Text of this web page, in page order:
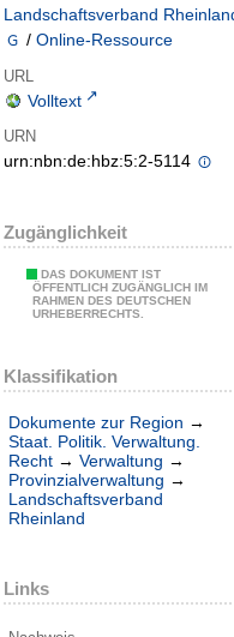
Landschaftsverband
/ Online-Ressource
URL
Volltext
URN
urn:nbn:de:hbz:5:2-5114
Zugänglichkeit
DAS DOKUMENT IST
ÖFFENTLICH ZUGÄNGLICH IM
RAHMEN DES DEUTSCHEN
URHEBERRECHTS.
Klassifikation
Dokumente zur Region →
Staat. Politik. Verwaltung.
Recht → Verwaltung →
Provinzialverwaltung →
Landschaftsverband
Rheinland
Links